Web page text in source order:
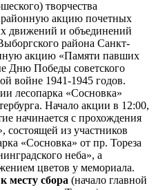
творчества
районную акцию почетных
движений и объединений
района Санкт-
акцию «Памяти павших
Дню Победы советского
войне 1941-1945 годов.
лесопарка «Сосновка»
Начало акции в 12:00,
начинается с прохождения
состоящей из участников
«Сосновка» от пр. Тореза
неба», а
цветов у мемориала.
месту сбора (начало главной